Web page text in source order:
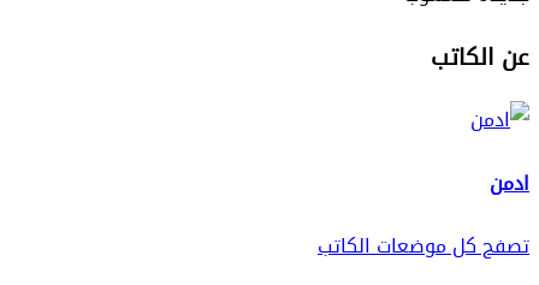
عن الكاتب
ادمن
تصفح كل موضعات الكاتب